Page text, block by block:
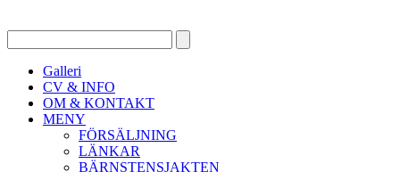
Galleri
CV & INFO
OM & KONTAKT
MENY
FÖRSÄLJNING
LÄNKAR
BÄRNSTENSJAKTEN